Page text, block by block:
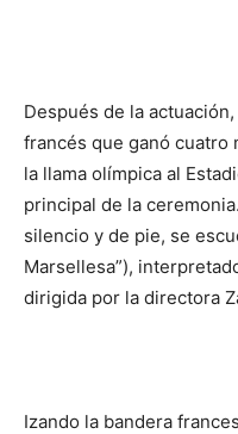
Después de la
francés que ganó cuatro
la llama olímpica al
principal de la
silencio y de pie, se
Marsellesa”),
dirigida por la directora
Izando la bandera